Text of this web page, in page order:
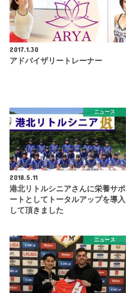
2017.1.30
アドバイザリートレーナー
ニュース
2018.5.11
港北リトルシニアさんに栄養サポ
ートとしてトータルアップを導入
して頂きました
ニュース